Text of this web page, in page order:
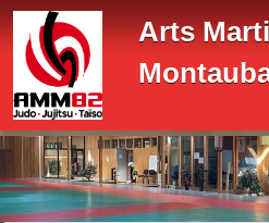
Arts
Panneau de gestion des cookies